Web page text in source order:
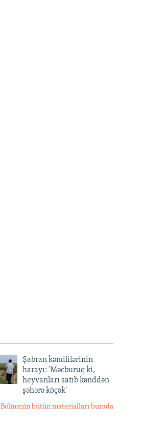
Şabran kəndlilərinin
harayı: 'Məcburuq ki,
heyvanları satıb kənddən
şəhərə köçək'
Bölmənin bütün materialları burada